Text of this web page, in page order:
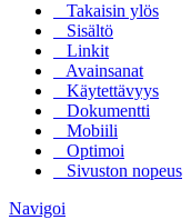
Takaisin ylös
Sisältö
Linkit
Avainsanat
Käytettävyys
Dokumentti
Mobiili
Optimoi
Sivuston nopeus
Navigoi